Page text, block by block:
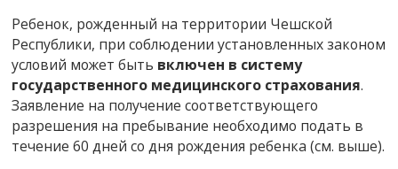
Ребенок, рожденный на территории Чешской
Республики, при соблюдении установленных законом
условий может быть включен в систему
государственного медицинского страхования.
Заявление на получение соответствующего
разрешения на пребывание необходимо подать в
течение 60 дней со дня рождения ребенка (см. выше).